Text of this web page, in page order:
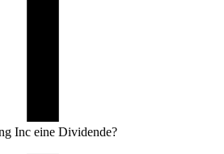
Inc eine Dividende?